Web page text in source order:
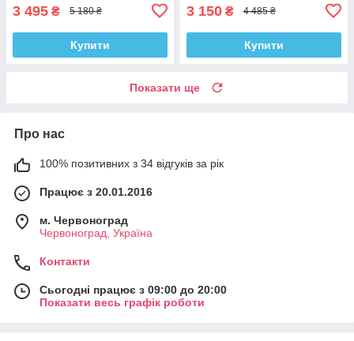
3 495 ₴ 5 180 ₴
Купити
3 150 ₴ 4 485 ₴
Купити
Показати ще
Про нас
100% позитивних з 34 відгуків за рік
Працює з 20.01.2016
м. Червоноград
Червоноград, Україна
Контакти
Сьогодні працює з 09:00 до 20:00
Показати весь графік роботи